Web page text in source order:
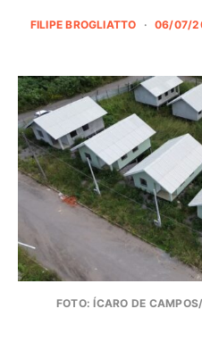
FILIPE BROGLIATTO 06/07/
FOTO: ÍCARO DE